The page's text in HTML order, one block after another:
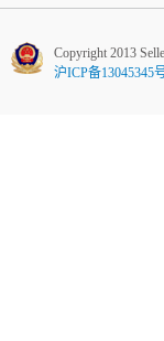
Copyright 2013
沪ICP备13045345